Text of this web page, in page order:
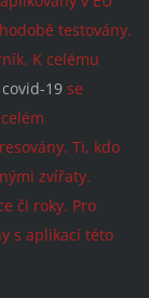
testovány.
K celému
19 se
Ti, kdo
zvířaty.
či roky. Pro
s aplikací této